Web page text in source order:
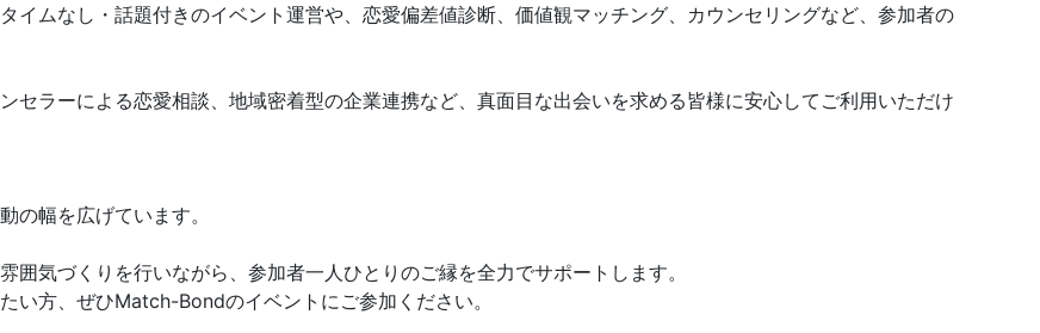
イムなし・話題付きのイベント運営や、恋愛偏差値診断、価値観マッチング、カウンセリングなど、参加者の
セラーによる恋愛相談、地域密着型の企業連携など、真面目な出会いを求める皆様に安心してご利用いただけ
の幅を広げています。
気づくりを行いながら、参加者一人ひとりのご縁を全力でサポートします。
い方、ぜひMatch-Bondのイベントにご参加ください。